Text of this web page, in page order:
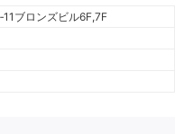
ブロンズビル6F,7F